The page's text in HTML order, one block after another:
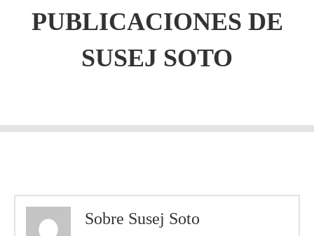
PUBLICACIONES DE
SUSEJ SOTO
Sobre Susej Soto